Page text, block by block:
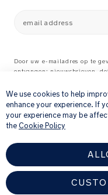
B
x
H
85
cm
email address
Door uw e-mailadres op te
ontvangen: nieuwsbrieven,
feedbackverzoeken over
Raadpleeg onze
persoonlijke gegevens
We use cookies to help
enhance your experience. If
your experience may be
theCookie Policy